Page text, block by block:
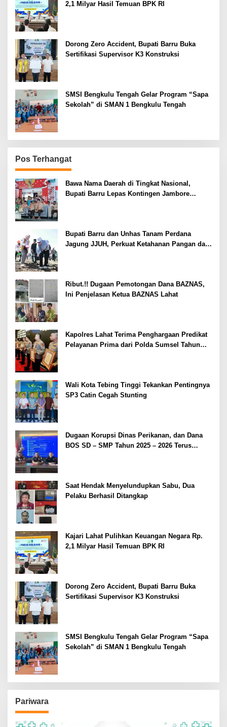
2,1 Milyar Hasil Temuan BPK RI
Dorong Zero Accident, Bupati Barru Buka
Sertifikasi Supervisor K3 Konstruksi
SMSI Bengkulu Tengah Gelar Program “Sapa
Sekolah” di SMAN 1 Bengkulu Tengah
Pos Terhangat
Bawa Nama Daerah di Tingkat Nasional,
Bupati Barru Lepas Kontingen Jambore
Bupati Barru dan Unhas Tanam Perdana
Jagung JJUH, Perkuat Ketahanan Pangan dan
Ribut.!! Dugaan Pemotongan Dana BAZNAS,
Ini Penjelasan Ketua BAZNAS Lahat
Kapolres Lahat Terima Penghargaan Predikat
Pelayanan Prima dari Polda Sumsel Tahun
Wali Kota Tebing Tinggi Tekankan Pentingnya
SP3 Catin Cegah Stunting
Dugaan Korupsi Dinas Perikanan, dan Dana
BOS SD – SMP Tahun 2025 – 2026 Terus
Saat Hendak Menyelundupkan Sabu, Dua
Pelaku Berhasil Ditangkap
Kajari Lahat Pulihkan Keuangan Negara Rp.
2,1 Milyar Hasil Temuan BPK RI
Dorong Zero Accident, Bupati Barru Buka
Sertifikasi Supervisor K3 Konstruksi
SMSI Bengkulu Tengah Gelar Program “Sapa
Sekolah” di SMAN 1 Bengkulu Tengah
Pariwara